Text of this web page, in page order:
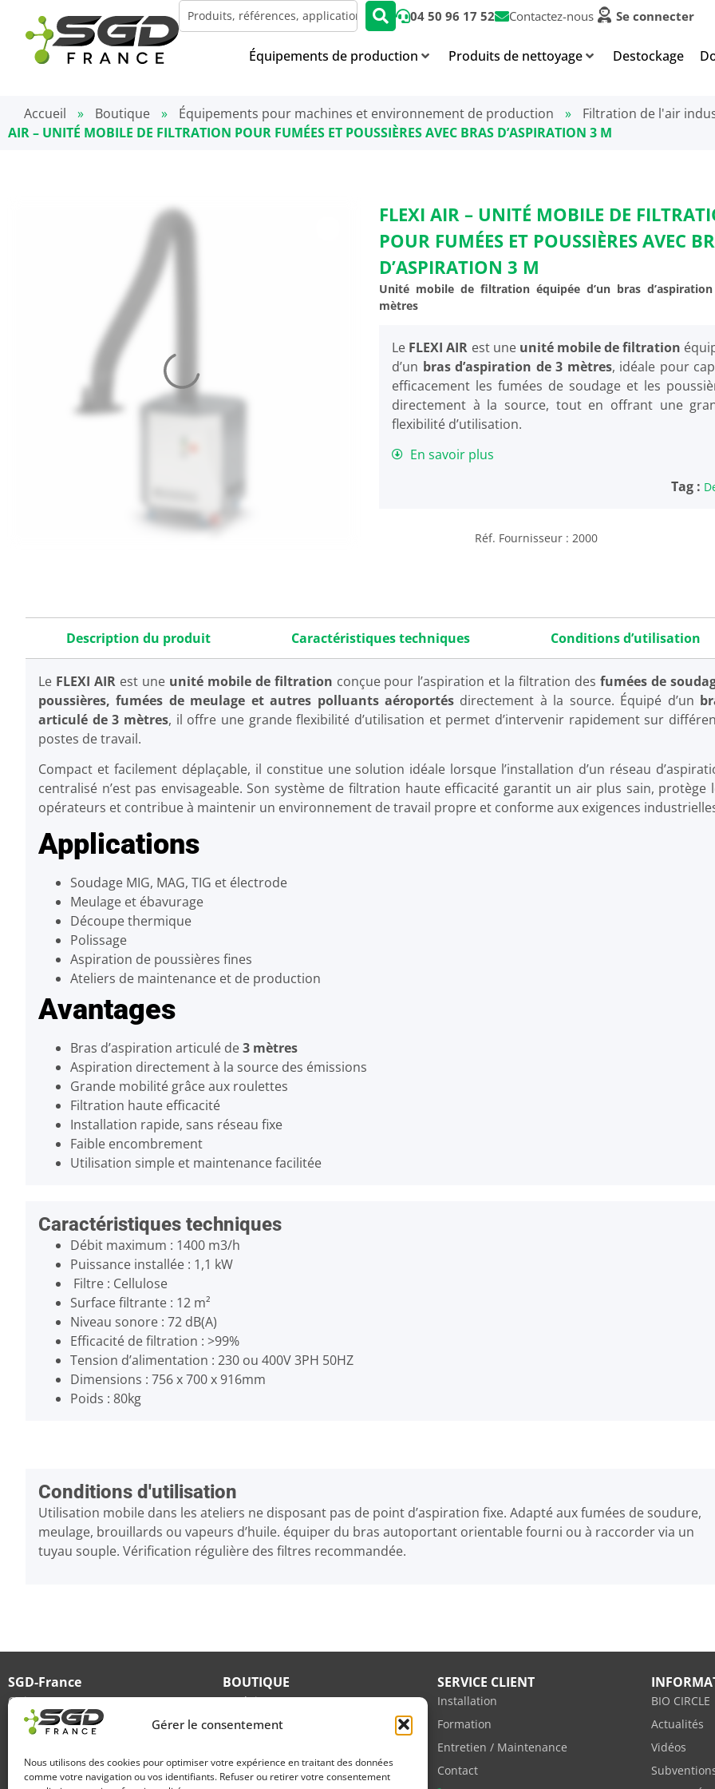
Gérer le consentement
Nous utilisons des cookies pour optimiser votre expérience en traitant des données
comme votre navigation ou vos identifiants. Refuser ou retirer votre consentement
04 50 96 17 52 Contactez-nous Se connecter
Équipements de production Produits de nettoyage Destockage
Accueil » Boutique » Équipements pour machines et environnement de production » Filtration de l'air
AIR – UNITÉ MOBILE DE FILTRATION POUR FUMÉES ET POUSSIÈRES AVEC BRAS D’ASPIRATION 3 M
FLEXI AIR – UNITÉ MOBILE DE
POUR FUMÉES ET POUSSIÈRES AVEC
D’ASPIRATION 3 M
Unité mobile de filtration équipée d’un bras
mètres
Le FLEXI AIR est une unité mobile de filtration
d’un bras d’aspiration de 3 mètres, idéale pour
efficacement les fumées de soudage et les
directement à la source, tout en offrant une
flexibilité d’utilisation.
En savoir plus
Tag :
Réf. Fournisseur : 2000
Description du produit Caractéristiques techniques Conditions d’utilisation
Le FLEXI AIRest une unité mobile de filtration conçue pour l’aspiration et la filtration desfumées de
poussières, fumées de meulage et autres polluants aéroportés directement à la source. Équipé d’un
articulé de 3 mètres, il offre une grande flexibilité d’utilisation et permet d’intervenir rapidement sur
postes de travail.
Compact et facilement déplaçable, il constitue une solution idéale lorsque l’installation d’un réseau
centralisé n’est pas envisageable. Son système de filtration haute efficacité garantit un air plus sain, protège
opérateurs et contribue à maintenir un environnement de travail propre et conforme aux exigences
Applications
Soudage MIG, MAG, TIG et électrode
Meulage et ébavurage
Découpe thermique
Polissage
Aspiration de poussières fines
Ateliers de maintenance et de production
Avantages
Bras d’aspiration articulé de3 mètres
Aspiration directement à la source des émissions
Grande mobilité grâce aux roulettes
Filtration haute efficacité
Installation rapide, sans réseau fixe
Faible encombrement
Utilisation simple et maintenance facilitée
Caractéristiques techniques
Débit maximum : 1400 m3/h
Puissance installée : 1,1 kW
Filtre : Cellulose
Surface filtrante : 12 m²
Niveau sonore : 72 dB(A)
Efficacité de filtration : >99%
Tension d’alimentation : 230 ou 400V 3PH 50HZ
Dimensions : 756 x 700 x 916mm
Poids : 80kg
Conditions d'utilisation
Utilisation mobile dans les ateliers ne disposant pas de point d’aspiration fixe. Adapté aux fumées de soudure,
meulage, brouillards ou vapeurs d’huile. équiper du bras autoportant orientable fourni ou à raccorder via un
tuyau souple. Vérification régulière des filtres recommandée.
SGD-France
Qui sommes-nous
Lavage / dégraissage
Environnement de production
BOUTIQUE
Produits
Transport / Livraison
Conditions générales de vente
SERVICE CLIENT
Installation
Formation
Entretien / Maintenance
Contact
BIO CIRCLE
Actualités
Vidéos